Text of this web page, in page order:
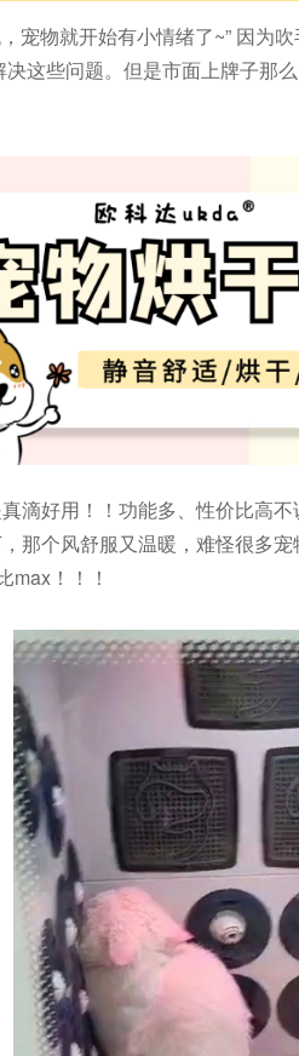
宠物就开始有小情绪了~” 因
决这些问题。但是市面上牌子那
滴好用！！功能多、性价比高
那个风舒服又温暖，难怪很多
max！！！